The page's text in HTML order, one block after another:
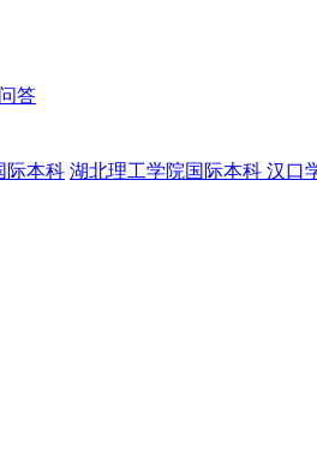
答
际本科 湖北理工学院国际本科 汉口